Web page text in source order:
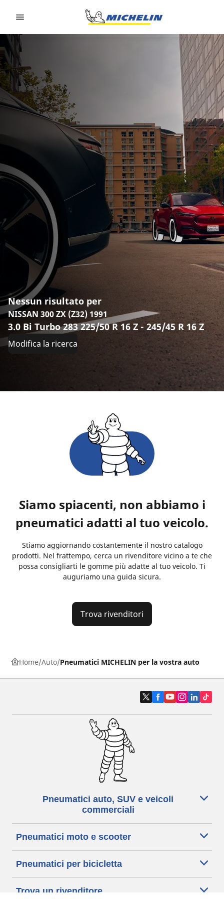
Nessun risultato per
NISSAN 300 ZX (Z32) 1991
3.0 Bi Turbo 283 225/50 R 16 Z - 245/45 R 16 Z
Modifica la ricerca
Siamo spiacenti, non abbiamo i
pneumatici adatti al tuo veicolo.
Stiamo aggiornando costantemente il nostro catalogo
prodotti. Nel frattempo, cerca un rivenditore vicino a te che
possa consigliarti le gomme più adatte al tuo veicolo. Ti
auguriamo una guida sicura.
Trova rivenditori
Home Auto Pneumatici MICHELIN per la vostra auto
Pneumatici auto, SUV e veicoli
commerciali
Pneumatici moto e scooter
Pneumatici per bicicletta
Trova un rivenditore